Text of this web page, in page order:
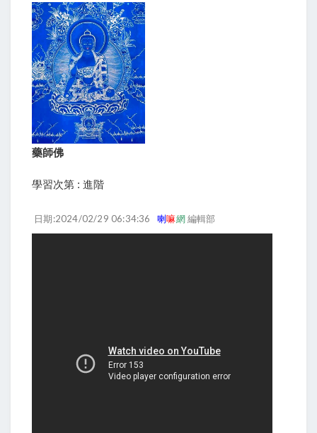
藥師佛
學習次第 : 進階
日期:2024/02/29 06:34:36喇嘛網編輯部